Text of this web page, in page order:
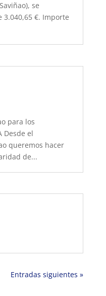
se
€. Importe
para los
Desde el
queremos hacer
de...
Entradas siguientes »